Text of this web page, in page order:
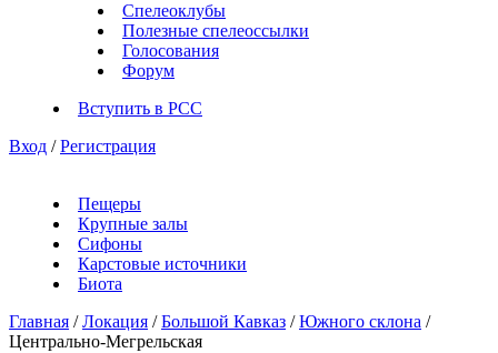
Спелеоклубы
Полезные спелеоссылки
Голосования
Форум
Вступить в РСС
Вход / Регистрация
Пещеры
Крупные залы
Сифоны
Карстовые источники
Биота
Главная / Локация / Большой Кавказ / Южного склона /
Центрально-Мегрельская